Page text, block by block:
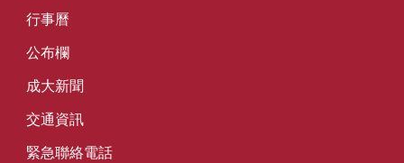
行事曆
公布欄
成大新聞
交通資訊
緊急聯絡電話